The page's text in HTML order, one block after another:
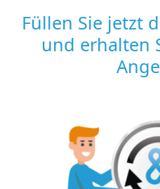
Füllen Sie jetzt
und erhalten